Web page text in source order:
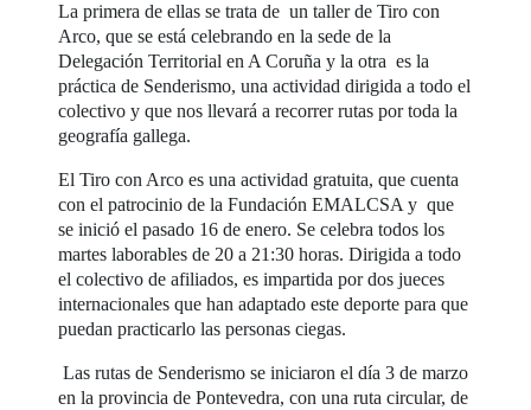
La primera de ellas se trata de un taller de Tiro con
Arco, que se está celebrando en la sede de la
Delegación Territorial en A Coruña y la otra es la
práctica de Senderismo, una actividad dirigida a todo el
colectivo y que nos llevará a recorrer rutas por toda la
geografía gallega.
El Tiro con Arco es una actividad gratuita, que cuenta
con el patrocinio de la Fundación EMALCSA y que
se inició el pasado 16 de enero. Se celebra todos los
martes laborables de 20 a 21:30 horas. Dirigida a todo
el colectivo de afiliados, es impartida por dos jueces
internacionales que han adaptado este deporte para que
puedan practicarlo las personas ciegas.
Las rutas de Senderismo se iniciaron el día 3 de marzo
en la provincia de Pontevedra, con una ruta circular, de